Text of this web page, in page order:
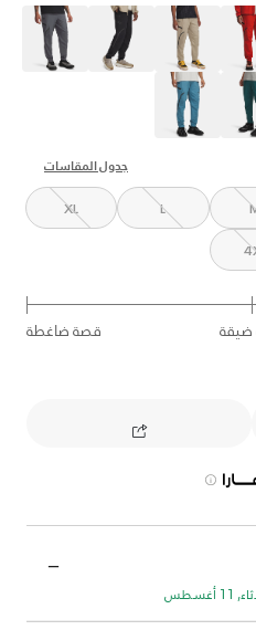
جدول المقاسات
L
XL
قصة ضاغطة